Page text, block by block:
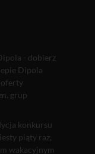
- dobierz
Dipola
oferty
grup
konkursu
piąty raz,
wakacyjnym